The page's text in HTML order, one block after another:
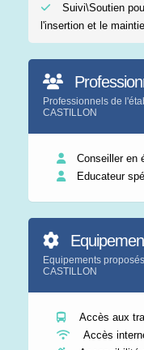
Suivi\Soutien
l'insertion et le
Professionnels de
CASTILLON
Conseiller en
Educateur
Equipements
CASTILLON
Accès aux
Accès